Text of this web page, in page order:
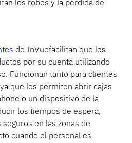
los robos y la pérdida de
de InVuefacilitan que los
por su cuenta utilizando
Funcionan tanto para clientes
que les permiten abrir cajas
o un dispositivo de la
los tiempos de espera,
en las zonas de
cuando el personal es